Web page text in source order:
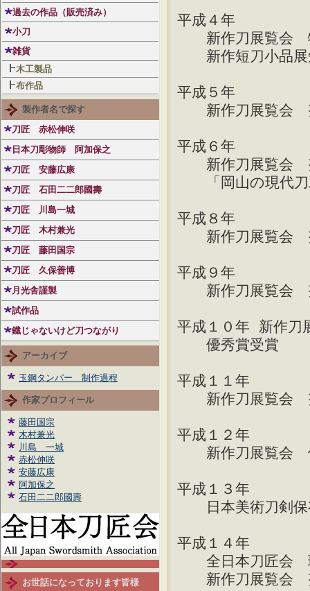
過去の作品（販売済み）
小刀
雑貨
木工製品
布作品
製作者名で探す
刀匠 赤松伸咲
日本刀彫物師 阿加保之
刀匠 安藤広康
刀匠 石田二二郎國壽
刀匠 川島一城
刀匠 木村兼光
刀匠 藤田国宗
刀匠 久保善博
月光舎謹製
試作品
鐡じゃないけど刀つながり
アーカイブ
玉鋼タンパー 制作過程
作家プロフィール
藤田国宗
木村兼光
川島 一城
赤松伸咲
安藤広康
阿加保之
石田二二郎國壽
お世話になっております皆様
平成４年
新作刀展覧会 特
新作短刀小品展
平成５年
新作刀展覧会
平成６年
新作刀展覧会
「岡山の現代刀
平成８年
新作刀展覧会
平成９年
新作刀展覧会
平成１０年 新作刀
優秀賞受賞
平成１１年
新作刀展覧会
平成１２年
新作刀展覧会
平成１３年
日本美術刀剣保
平成１４年
全日本刀匠会
新作刀展覧会